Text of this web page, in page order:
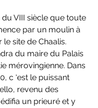
par un moulin à
le site de Chaalis.
du maire du Palais
mérovingienne. Dans
c ‘est le puissant
revenu des
un prieuré et y